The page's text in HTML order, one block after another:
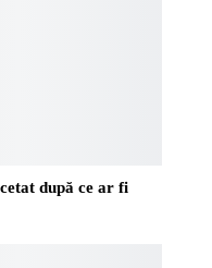
după ce ar fi